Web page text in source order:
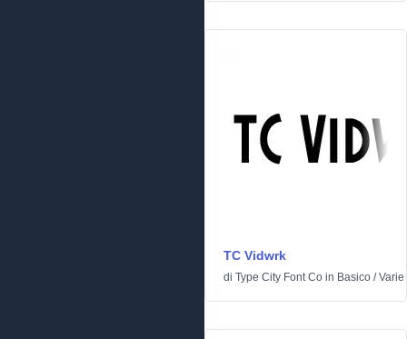
TC Vidwrk
di Type City Font Co in Basico /Varie